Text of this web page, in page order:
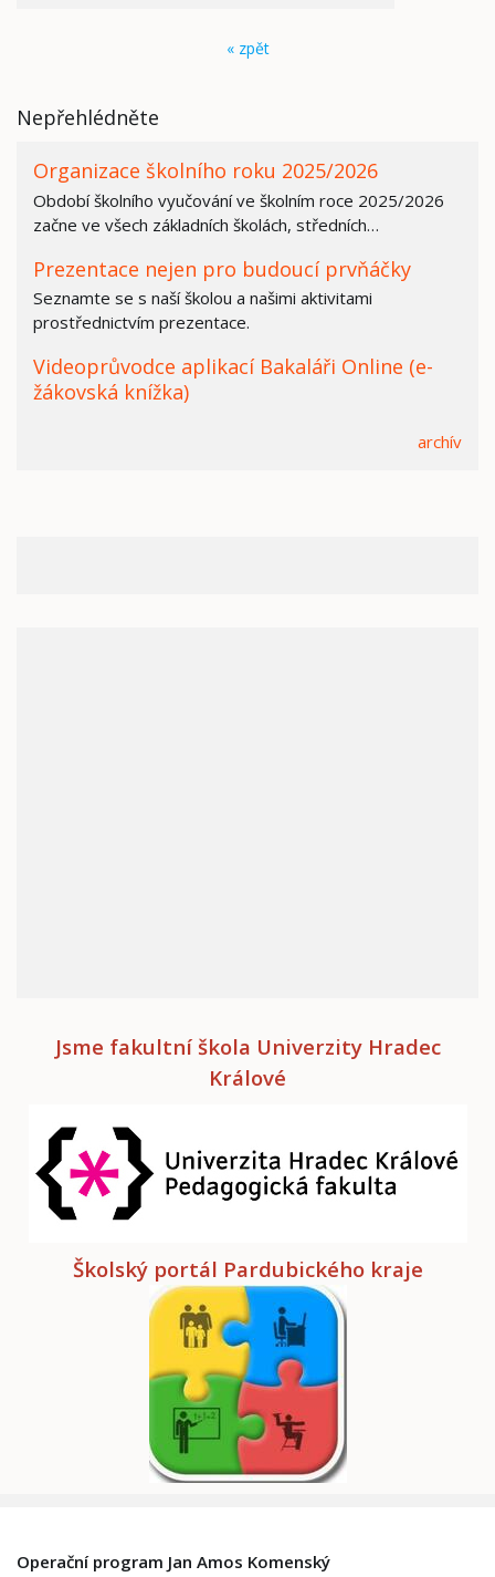
« zpět
Nepřehlédněte
Organizace školního roku 2025/2026
Období školního vyučování ve školním roce 2025/2026
začne ve všech základních školách, středních…
Prezentace nejen pro budoucí prvňáčky
Seznamte se s naší školou a našimi aktivitami
prostřednictvím prezentace.
Videoprůvodce aplikací Bakaláři Online (e-
žákovská knížka)
archív
Jsme fakultní škola Univerzity Hradec
Králové
Školský portál Pardubického kraje
Operační program Jan Amos Komenský